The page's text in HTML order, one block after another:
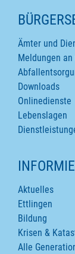
Ämter und
Meldungen an
Downloads
Onlinedienste
Lebenslagen
Aktuelles
Ettlingen
Bildung
Krisen &
Alle